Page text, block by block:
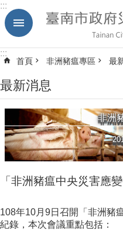
跳到主要內容區塊
:::
:::
首頁 非洲豬瘟專區 最
最新消息
非洲
「非洲豬瘟中央災害應
108年10月9日召開「非洲豬
紀錄，本次會議重點包括：